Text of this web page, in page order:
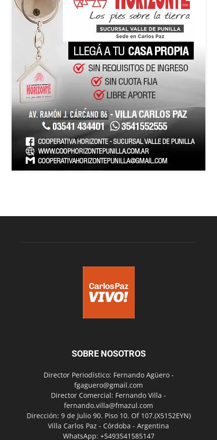
SOBRE NOSOTROS
Director Periodístico: Fernando Agüero -
fgaguero@gmail.com
Director Comercial: Fernando Villa -
fernando.villa@fmazul.com
Dirección: 9 de Julio 90. Piso 10. Of 107.(X5152EYN)
Villa Carlos Paz - Córdoba - Argentina
WhatsApp: +5493541585147